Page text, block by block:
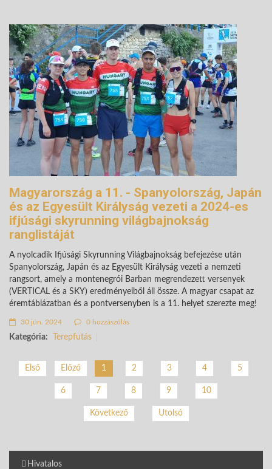
Magyarország a 11. - Spanyolország, Japán
és az Egyesült Királyság vezeti a 2024-es
ifjúsági skyrunning világbajnokság
ranglistáját
A nyolcadik Ifjúsági Skyrunning Világbajnokság befejezése után
Spanyolország, Japán és az Egyesült Királyság vezeti a nemzeti
rangsort, amely a montenegrói Barban megrendezett versenyek
(VERTICAL és a SKY) eredményeiből áll össze. A magyar csapat az
éremtáblázatban és a pontversenyben is a 11. helyet szerezte meg!
30 jún. 2024 0 hozzászólás
Kategória: Terepfutás
Első Előző 1 2 3 4 5
6 7 8 9 10
Következő Utolsó
Hivatalos